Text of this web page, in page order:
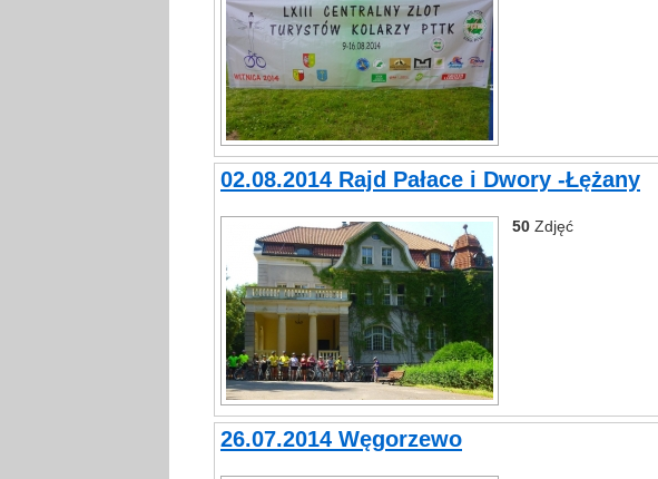
02.08.2014 Rajd Pałace i Dwory -Łężany
50 Zdjęć
26.07.2014 Węgorzewo